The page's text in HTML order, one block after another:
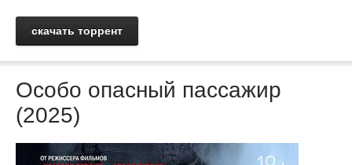
скачать торрент
Особо опасный пассажир
(2025)